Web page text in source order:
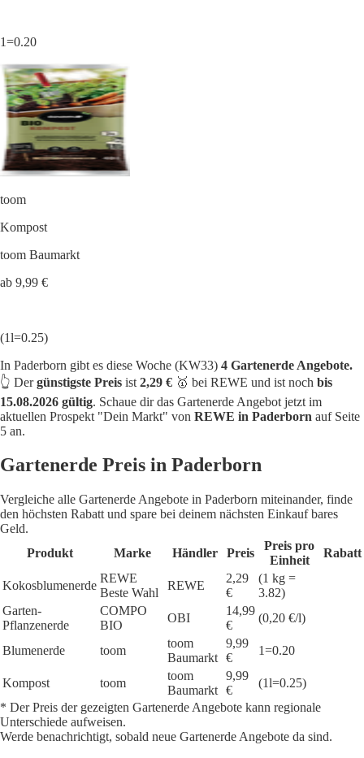
1=0.20
toom
Kompost
toom Baumarkt
ab 9,99 €
(1l=0.25)
In Paderborn gibt es diese Woche (KW33) 4 Gartenerde Angebote.
👆 Dergünstigste Preis ist 2,29 € 🥇 bei REWE und ist noch bis
15.08.2026 gültig. Schaue dir das Gartenerde Angebot jetzt im
aktuellen Prospekt "Dein Markt" von REWE in Paderborn auf Seite
5 an.
Gartenerde Preis in Paderborn
Vergleiche alle Gartenerde Angebote in Paderborn miteinander, finde
den höchsten Rabatt und spare bei deinem nächsten Einkauf bares
Geld.
Produkt
Marke Händler Preis
Preis pro
Einheit
Rabatt
Kokosblumenerde
REWE
Beste Wahl
REWE
2,29
€
(1 kg =
3.82)
Garten-
Pflanzenerde
COMPO
BIO
OBI
14,99
€
(0,20 €/l)
Blumenerde toom
toom
Baumarkt
9,99
€
1=0.20
Kompost toom
toom
Baumarkt
9,99
€
(1l=0.25)
* Der Preis der gezeigten Gartenerde Angebote kann regionale
Unterschiede aufweisen.
Werde benachrichtigt, sobald neue Gartenerde Angebote da sind.